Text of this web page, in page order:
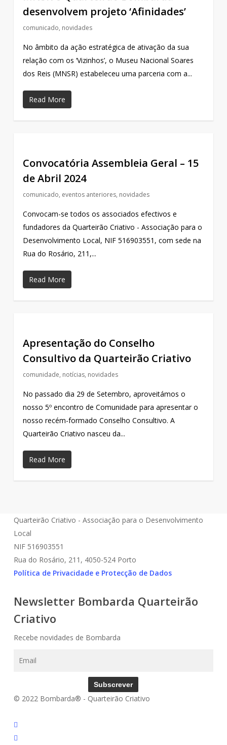
desenvolvem projeto ‘Afinidades’
comunicado, novidades
No âmbito da ação estratégica de ativação da sua
relação com os ‘Vizinhos’, o Museu Nacional Soares
dos Reis (MNSR) estabeleceu uma parceria com a...
Read More
Convocatória Assembleia Geral – 15
de Abril 2024
comunicado, eventos anteriores, novidades
Convocam-se todos os associados efectivos e
fundadores da Quarteirão Criativo - Associação para o
Desenvolvimento Local, NIF 516903551, com sede na
Rua do Rosário, 211,...
Read More
Apresentação do Conselho
Consultivo da Quarteirão Criativo
comunidade, notícias, novidades
No passado dia 29 de Setembro, aproveitámos o
nosso 5º encontro de Comunidade para apresentar o
nosso recém-formado Conselho Consultivo. A
Quarteirão Criativo nasceu da...
Read More
Quarteirão Criativo - Associação para o Desenvolvimento
Local
NIF 516903551
Rua do Rosário, 211, 4050-524 Porto
Política de Privacidade e Protecção de Dados
Newsletter Bombarda Quarteirão
Criativo
Recebe novidades de Bombarda
Subscrever
© 2022 Bombarda® - Quarteirão Criativo
instagram
email